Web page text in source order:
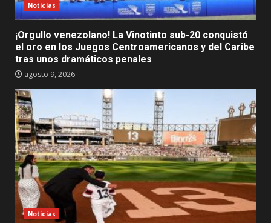
Noticias
¡Orgullo venezolano! La Vinotinto sub-20 conquistó
el oro en los Juegos Centroamericanos y del Caribe
tras unos dramáticos penales
agosto 9, 2026
Noticias